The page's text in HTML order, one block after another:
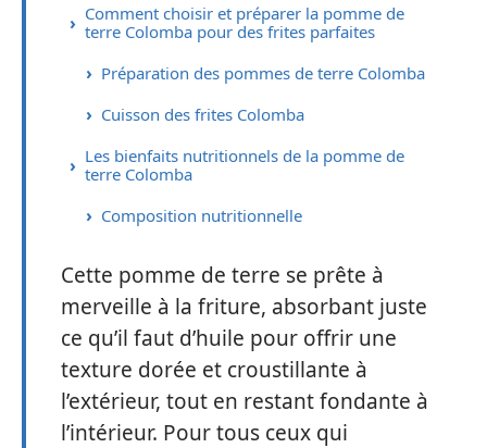
Comment choisir et préparer la pomme de
terre Colomba pour des frites parfaites
Préparation des pommes de terre Colomba
Cuisson des frites Colomba
Les bienfaits nutritionnels de la pomme de
terre Colomba
Composition nutritionnelle
Cette pomme de terre se prête à
merveille à la friture, absorbant juste
ce qu’il faut d’huile pour offrir une
texture dorée et croustillante à
l’extérieur, tout en restant fondante à
l’intérieur. Pour tous ceux qui